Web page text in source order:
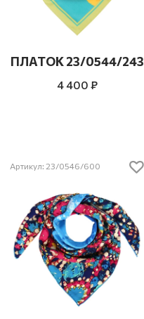
ПЛАТОК 23/0544/243
4 400 ₽
Артикул: 23/0546/600